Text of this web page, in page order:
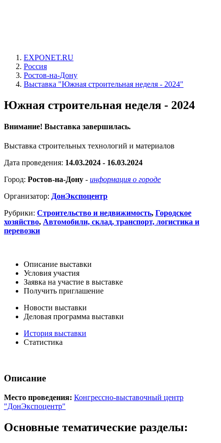
EXPONET.RU
Россия
Ростов-на-Дону
Выставка "Южная строительная неделя - 2024"
Южная строительная неделя - 2024
Внимание! Выставка завершилась.
Выставка строительных технологий и материалов
Дата проведения: 14.03.2024 - 16.03.2024
Город: Ростов-на-Дону - информация о городе
Организатор: ДонЭкспоцентр
Рубрики: Строительство и недвижимость, Городское
хозяйство, Автомобили, склад, транспорт, логистика и
перевозки
Описание выставки
Условия участия
Заявка на участие в выставке
Получить приглашение
Новости выставки
Деловая программа выставки
История выставки
Статистика
Описание
Место проведения: Конгрессно-выставочный центр
"ДонЭкспоцентр"
Основные тематические разделы: